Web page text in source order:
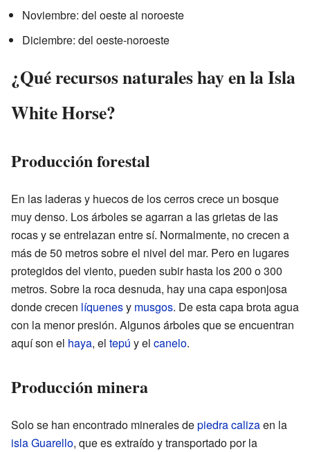
Noviembre: del oeste al noroeste
Diciembre: del oeste-noroeste
¿Qué recursos naturales hay en la Isla
White Horse?
Producción forestal
En las laderas y huecos de los cerros crece un bosque
muy denso. Los árboles se agarran a las grietas de las
rocas y se entrelazan entre sí. Normalmente, no crecen a
más de 50 metros sobre el nivel del mar. Pero en lugares
protegidos del viento, pueden subir hasta los 200 o 300
metros. Sobre la roca desnuda, hay una capa esponjosa
donde crecen líquenesy musgos. De esta capa brota agua
con la menor presión. Algunos árboles que se encuentran
aquí son el haya, el tepú y el canelo.
Producción minera
Solo se han encontrado minerales depiedra calizaen la
isla Guarello, que es extraído y transportado por la